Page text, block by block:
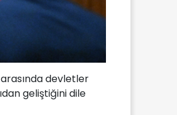
devletler
geliştiğini dile